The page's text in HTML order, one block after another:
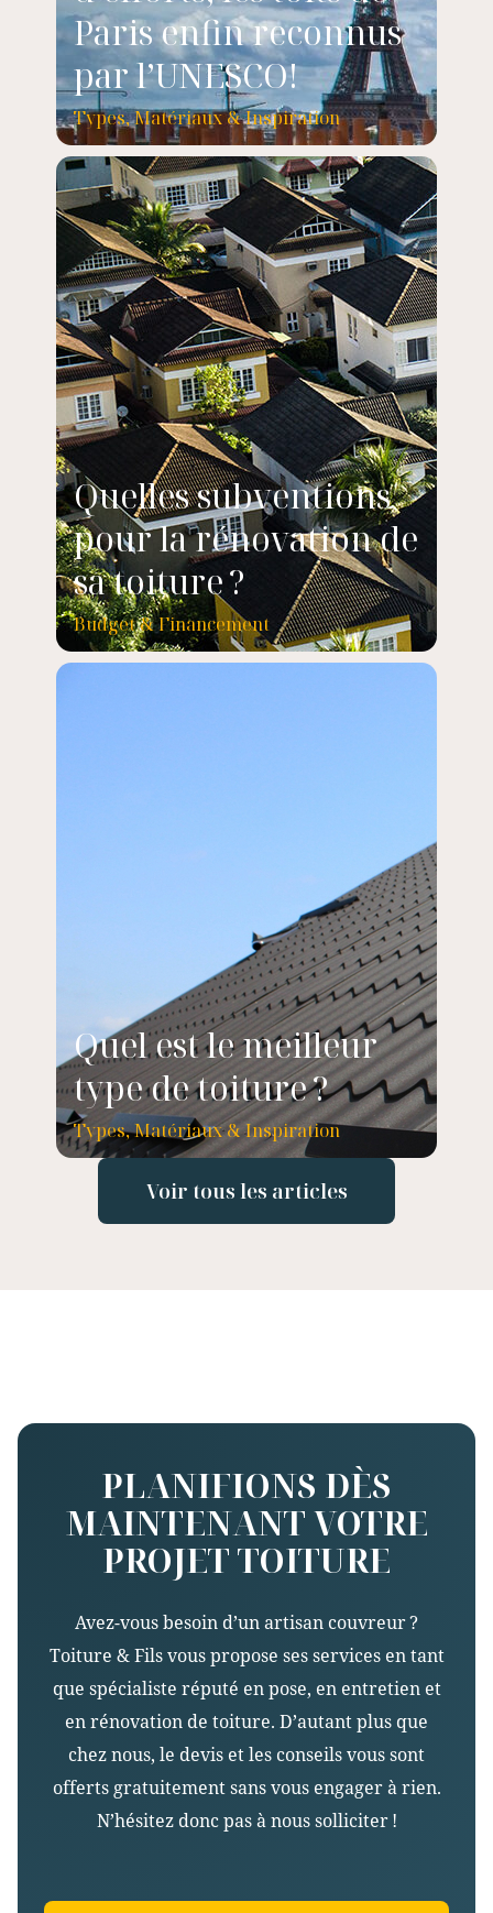
Paris enfin reconnus
par l’UNESCO!
Types, Matériaux & Inspiration
Quelles subventions
pour la rénovation de
sa toiture ?
Budget & Financement
Quel est le meilleur
type de toiture ?
Types, Matériaux & Inspiration
Voir tous les articles
PLANIFIONS DÈS
MAINTENANT VOTRE
PROJET TOITURE
Avez-vous besoin d’un artisan couvreur ?
Toiture & Fils vous propose ses services en tant
que spécialiste réputé en pose, en entretien et
en rénovation de toiture. D’autant plus que
chez nous, le devis et les conseils vous sont
offerts gratuitement sans vous engager à rien.
N’hésitez donc pas à nous solliciter !